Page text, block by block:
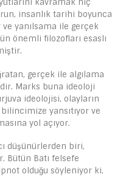
kavramak hiç
insanlık tarihi boyunca
yanılsama ile gerçek
önemli filozofları esaslı
gerçek ile algılama
Marks buna ideoloji
ideolojisi, olayların
bilincimize yansıtıyor ve
yol açıyor.
düşünürlerden biri,
Bütün Batı felsefe
olduğu söyleniyor ki,